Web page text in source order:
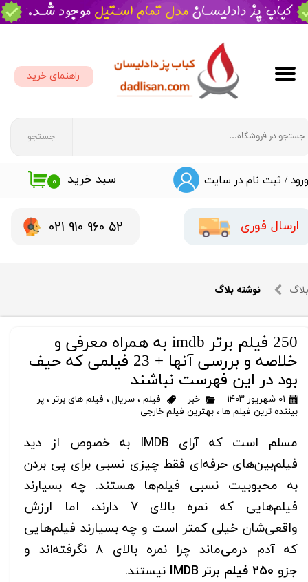
جستجو
راهنمای خرید
/ ثبت نام در سایت
حساب کاربری من
تغییر گذر واژه
۰ سبد خرید
​​021 910 960 52 ارسال فوری
بلاگ نوشته بلاگ
250 فیلم برتر imdb به همراه معرفی و
خلاصه و بررسی آنها + 23 فیلمی که حیف
بود در این فهرست نباشند
۰۱ شهریور ۱۴۰۳ خبر فیلم ، سریال ، فیلم های برتر ، پر
بیننده ترین فیلم ها ، بهترین فیلم خارجی
مسلم است که آرای IMDB به خصوص از دید
فیلم‌بین‌های حرفه‌ای فقط چیزی نسبی برای پی بردن
به محبوبیت نسبی فیلم‌ها هستند. چه بسیارند
فیلم‌هایی که نمره بالای 7 دارند، اما ارزش
واقعی‌شان خیلی کمتر است و چه بسیارند فیلم‌هایی
که آدم درمی‌ماند چرا نمره بالای 8 نگرفته‌اند و
جزو 250 فیلم برتر IMDB
نیستند.